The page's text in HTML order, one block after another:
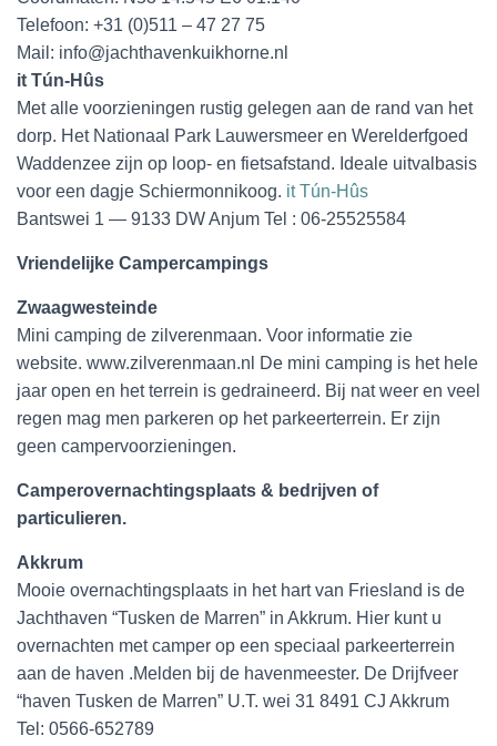
Telefoon: +31 (0)511 – 47 27 75
Mail: info@jachthavenkuikhorne.nl
it Tún-Hûs
Met alle voorzieningen rustig gelegen aan de rand van het
dorp. Het Nationaal Park Lauwersmeer en Werelderfgoed
Waddenzee zijn op loop- en fietsafstand. Ideale uitvalbasis
voor een dagje Schiermonnikoog. it Tún-Hûs
Bantswei 1 — 9133 DW Anjum Tel : 06-25525584
Vriendelijke Campercampings
Zwaagwesteinde
Mini camping de zilverenmaan. Voor informatie zie
website. www.zilverenmaan.nl De mini camping is het hele
jaar open en het terrein is gedraineerd. Bij nat weer en veel
regen mag men parkeren op het parkeerterrein. Er zijn
geen campervoorzieningen.
Camperovernachtingsplaats & bedrijven of
particulieren.
Akkrum
Mooie overnachtingsplaats in het hart van Friesland is de
Jachthaven “Tusken de Marren” in Akkrum. Hier kunt u
overnachten met camper op een speciaal parkeerterrein
aan de haven .Melden bij de havenmeester. De Drijfveer
“haven Tusken de Marren” U.T. wei 31 8491 CJ Akkrum
Tel: 0566-652789